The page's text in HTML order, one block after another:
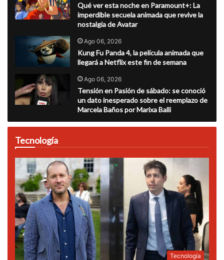
Qué ver esta noche en Paramount+: La
imperdible secuela animada que revive la
nostalgia de Avatar
Ago 06, 2026
Kung Fu Panda 4, la película animada que
llegará a Netflix este fin de semana
Ago 06, 2026
Tensión en Pasión de sábado: se conoció
un dato inesperado sobre el reemplazo de
Marcela Baños por Marixa Balli
Tecnología
Tecnología